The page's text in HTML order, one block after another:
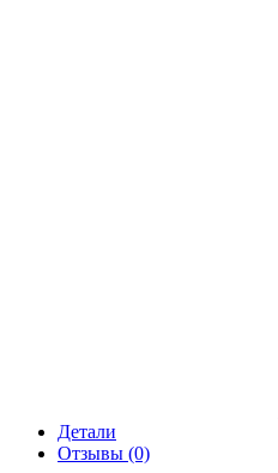
Детали
Отзывы (0)